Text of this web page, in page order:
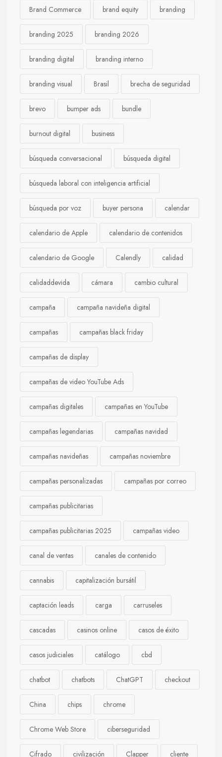
Brand Commerce brand equity branding
branding 2025 branding 2026
branding digital branding interno
branding visual Brasil brecha de seguridad
brevo bumper ads bundle
burnout digital business
búsqueda conversacional búsqueda digital
búsqueda laboral con inteligencia artificial
búsqueda por voz buyer persona calendar
calendario de Apple calendario de contenidos
calendario de Google Calendly calidad
calidaddevida cámara cambio cultural
campaña campaña navideña digital
campañas campañas black friday
campañas de display
campañas de video YouTube Ads
campañas digitales campañas en YouTube
campañas legendarias campañas navidad
campañas navideñas campañas noviembre
campañas personalizadas campañas por correo
campañas publicitarias
campañas publicitarias 2025 campañas video
canal de ventas canales de contenido
cannabis capitalización bursátil
captación leads carga carruseles
cascadas casinos online casos de éxito
casos judiciales catálogo cbd
chatbot chatbots ChatGPT checkout
China chips chrome
Chrome Web Store ciberseguridad
Cifrado civilización Clapper cliente